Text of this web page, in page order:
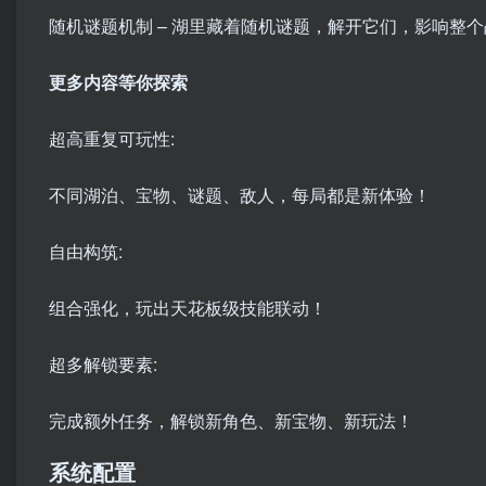
随机谜题机制 – 湖里藏着随机谜题，解开它们，影响整
更多内容等你探索
超高重复可玩性:
不同湖泊、宝物、谜题、敌人，每局都是新体验！
自由构筑:
组合强化，玩出天花板级技能联动！
超多解锁要素:
完成额外任务，解锁新角色、新宝物、新玩法！
系统配置